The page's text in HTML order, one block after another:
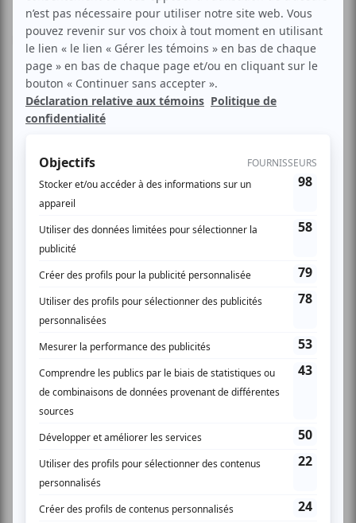
Florence T présente T3 avec artiste invité Suela Mero et
les DJs Elizia et Eliazar et un vernissage spécial de Sophie
Pardo.
Imaginez un show qui combine du Talking Heads,
Mode, Cocteau Twins, Grace Jones, David Bowie,
Peaches, Klaus Nomi, Lady Miss Kier, la musique de tous
ces artistes combinés avec une touche moderne. Le fil
conducteur? Provocation, divertissement et folie!